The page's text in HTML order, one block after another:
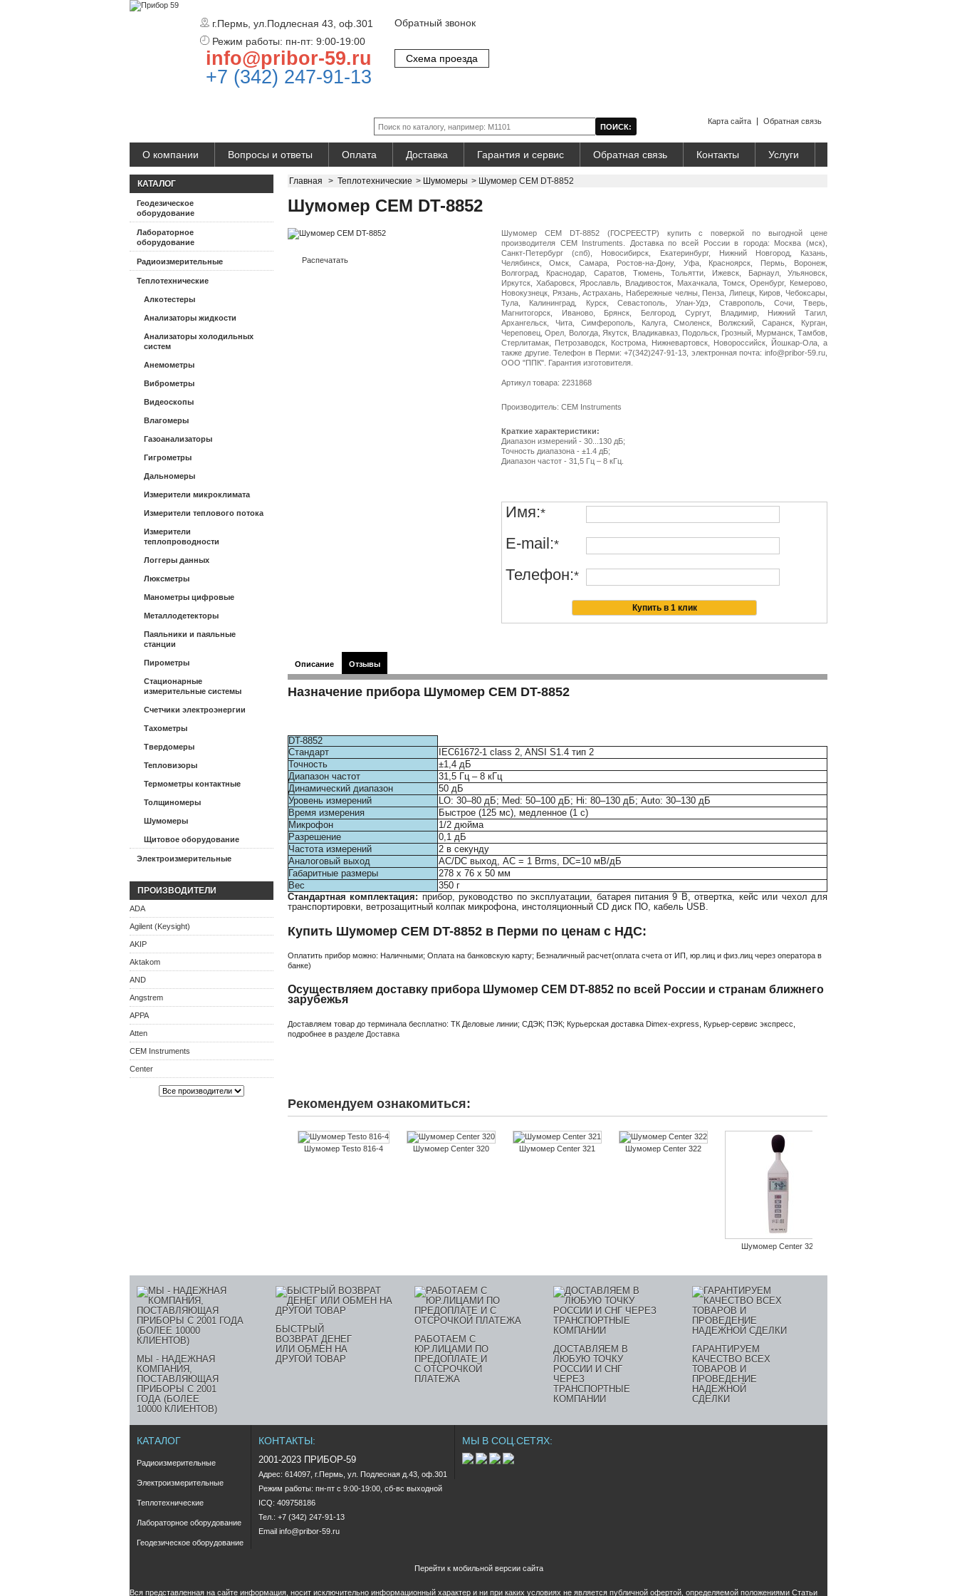
г.Пермь, ул.Подлесная 43, оф.301
Режим работы: пн-пт: 9:00-19:00
info@pribor-59.ru
+7 (342) 247-91-13
Обратный звонок
Схема проезда
Обратная связь
Карта сайта
О компании Вопросы и ответы Оплата Доставка Гарантия и сервис Обратная связь Контакты Услуги
КАТАЛОГ
Геодезическое
оборудование
Лабораторное
оборудование
Радиоизмерительные
Теплотехнические
Алкотестеры
Анализаторы жидкости
Анализаторы холодильных
систем
Анемометры
Виброметры
Видеоскопы
Влагомеры
Газоанализаторы
Гигрометры
Дальномеры
Измерители микроклимата
Измерители теплового потока
Измерители
теплопроводности
Логгеры данных
Люксметры
Манометры цифровые
Металлодетекторы
Паяльники и паяльные
станции
Пирометры
Стационарные
измерительные системы
Счетчики электроэнергии
Тахометры
Твердомеры
Тепловизоры
Термометры контактные
Толщиномеры
Шумомеры
Щитовое оборудование
Электроизмерительные
ПРОИЗВОДИТЕЛИ
ADA
Agilent (Keysight)
AKIP
Aktakom
AND
Angstrem
APPA
Atten
CEM Instruments
Center
Главная > Теплотехнические > Шумомеры > Шумомер CEM DT-8852
Шумомер CEM DT-8852
Распечатать
Шумомер CEM DT-8852 (ГОСРЕЕСТР) купить с поверкой по выгодной цене
производителя CEM Instruments. Доставка по всей России в города: Москва (мск),
Санкт-Петербург (спб), Новосибирск, Екатеринбург, Нижний Новгород, Казань,
Челябинск, Омск, Самара, Ростов-на-Дону, Уфа, Красноярск, Пермь, Воронеж,
Волгоград, Краснодар, Саратов, Тюмень, Тольятти, Ижевск, Барнаул, Ульяновск,
Иркутск, Хабаровск, Ярославль, Владивосток, Махачкала, Томск, Оренбург, Кемерово,
Новокузнецк, Рязань, Астрахань, Набережные челны, Пенза, Липецк, Киров, Чебоксары,
Тула, Калининград, Курск, Севастополь, Улан-Удэ, Ставрополь, Сочи, Тверь,
Магнитогорск, Иваново, Брянск, Белгород, Сургут, Владимир, Нижний Тагил,
Архангельск, Чита, Симферополь, Калуга, Смоленск, Волжский, Саранск, Курган,
Череповец, Орел, Вологда, Якутск, Владикавказ, Подольск, Грозный, Мурманск, Тамбов,
Стерлитамак, Петрозаводск, Кострома, Нижневартовск, Новороссийск, Йошкар-Ола, а
также другие. Телефон в Перми: +7(342)247-91-13, электронная почта: info@pribor-59.ru,
ООО "ППК". Гарантия изготовителя.
Артикул товара: 2231868
Производитель: CEM Instruments
Краткие характеристики:
Диапазон измерений - 30...130 дБ;
Точность диапазона - ±1.4 дБ;
Диапазон частот - 31,5 Гц – 8 кГц.
Имя:*
E-mail:*
Телефон:*
Описание Отзывы
Назначение прибора Шумомер CEM DT-8852
DT-8852
Стандарт
IEC61672-1 class 2, ANSI S1.4 тип 2
Точность
±1,4 дБ
Диапазон частот
31,5 Гц – 8 кГц
Динамический диапазон
50 дБ
Уровень измерений
LO: 30–80 дБ; Med: 50–100 дБ; Hi: 80–130 дБ; Auto: 30–130 дБ
Время измерения
Быстрое (125 мс), медленное (1 с)
Микрофон
1/2 дюйма
Разрешение
0,1 дБ
Частота измерений
2 в секунду
Аналоговый выход
AC/DC выход, AC = 1 Вrms, DC=10 мВ/дБ
Габаритные размеры
278 х 76 х 50 мм
Вес
350 г
Стандартная комплектация: прибор, руководство по эксплуатации, батарея питания 9 В, отвертка, кейс или чехол для
транспортировки, ветрозащитный колпак микрофона, инстоляционный CD диск ПО, кабель USB.
Купить Шумомер CEM DT-8852 в Перми по ценам с НДС:
Оплатить прибор можно: Наличными; Оплата на банковскую карту; Безналичный расчет(оплата счета от ИП, юр.лиц и физ.лиц через оператора в
банке)
Осуществляем доставку прибора Шумомер CEM DT-8852 по всей России и странам ближнего
зарубежья
Доставляем товар до терминала бесплатно: ТК Деловые линии; СДЭК; ПЭК; Курьерская доставка Dimex-express, Курьер-сервис экспресс,
подробнее в разделе Доставка
Рекомендуем ознакомиться:
Шумомер Testo 816-4 Шумомер Center 320 Шумомер Center 321 Шумомер Center 322
Шумомер Center 325
МЫ - НАДЕЖНАЯ
КОМПАНИЯ,
ПОСТАВЛЯЮЩАЯ
ПРИБОРЫ С 2001
ГОДА (БОЛЕЕ
10000 КЛИЕНТОВ)
БЫСТРЫЙ
ВОЗВРАТ ДЕНЕГ
ИЛИ ОБМЕН НА
ДРУГОЙ ТОВАР
РАБОТАЕМ С
ЮР.ЛИЦАМИ ПО
ПРЕДОПЛАТЕ И
С ОТСРОЧКОЙ
ПЛАТЕЖА
ДОСТАВЛЯЕМ В
ЛЮБУЮ ТОЧКУ
РОССИИ И СНГ
ЧЕРЕЗ
ТРАНСПОРТНЫЕ
КОМПАНИИ
ГАРАНТИРУЕМ
КАЧЕСТВО ВСЕХ
ТОВАРОВ И
ПРОВЕДЕНИЕ
НАДЕЖНОЙ
СДЕЛКИ
КАТАЛОГ
Радиоизмерительные
Электроизмерительные
Теплотехнические
Лабораторное оборудование
Геодезическое оборудование
КОНТАКТЫ:
2001-2023 ПРИБОР-59
Адрес: 614097, г.Пермь, ул. Подлесная д.43, оф.301
Режим работы: пн-пт c 9:00-19:00, сб-вс выходной
ICQ: 409758186
Тел.: +7 (342) 247-91-13
Email info@pribor-59.ru
МЫ В СОЦ.СЕТЯХ:
Перейти к мобильной версии сайта
Вся представленная на сайте информация, носит исключительно информационный характер и ни при каких условиях не является публичной офертой, определяемой положениями Статьи